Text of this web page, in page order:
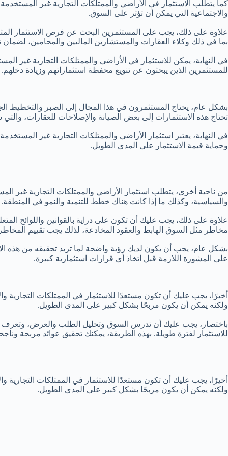
كما يتطلب الاستثمار في الأراضي والممتلكات التجارية غير
والاجتماعية التي يمكن أن تؤثر على السوق.
علاوة على ذلك، يجب على المستثمرين البحث عن فرص الاستثمار
بما في ذلك وكلاء العقارات والمستشارين الماليين والمحامين،
في النهاية، يمكن للاستثمار في الأراضي والممتلكات التجارية غير
للمستثمرين الذين يبحثون عن تنويع محفظة استثماراتهم وزيادة دخلهم.
بشكل عام، يحتاج المستثمرون في هذا المجال إلى الصبر والتخطيط
تحتاج هذه الاستثمارات إلى بعض الصيانة والإصلاحات للعقارات،
في النهاية، يعتبر استثمار الأراضي والممتلكات التجارية غير
وحماية قيمة الاستثمار على المدى الطويل.
من ناحية أخرى، يتطلب استثمار الأراضي والممتلكات التجارية
والسياسية، وكذلك ما إذا كانت هناك خطط للتنمية والنمو في المنطقة.
علاوة على ذلك، يجب عليك أن تكون على دراية بالقوانين واللوائح
مخاطر مثل السوق الهابط والعقود المخادعة، لذلك يجب تقييم المخاطر
بشكل عام، يجب أن يكون لديك رؤية واضحة لما تريد تحقيقه من هذه
على المشورة اللازمة قبل اتخاذ أي قرارات استثمارية كبيرة.
أخيرًا، يجب عليك أن تكون مستعدًا للاستثمار في الممتلكات
ولكنه يمكن أن يكون مربحًا بشكل كبير على المدى الطويل.
باختصار، يجب عليك أن تدرس السوق وتحليل الطلب والعرض، وتعرف على
للاستثمار لفترة طويلة. بهذه الطريقة، يمكنك تحقيق عوائد مربحة
أخيرًا، يجب عليك أن تكون مستعدًا للاستثمار في الممتلكات
ولكنه يمكن أن يكون مربحًا بشكل كبير على المدى الطويل.